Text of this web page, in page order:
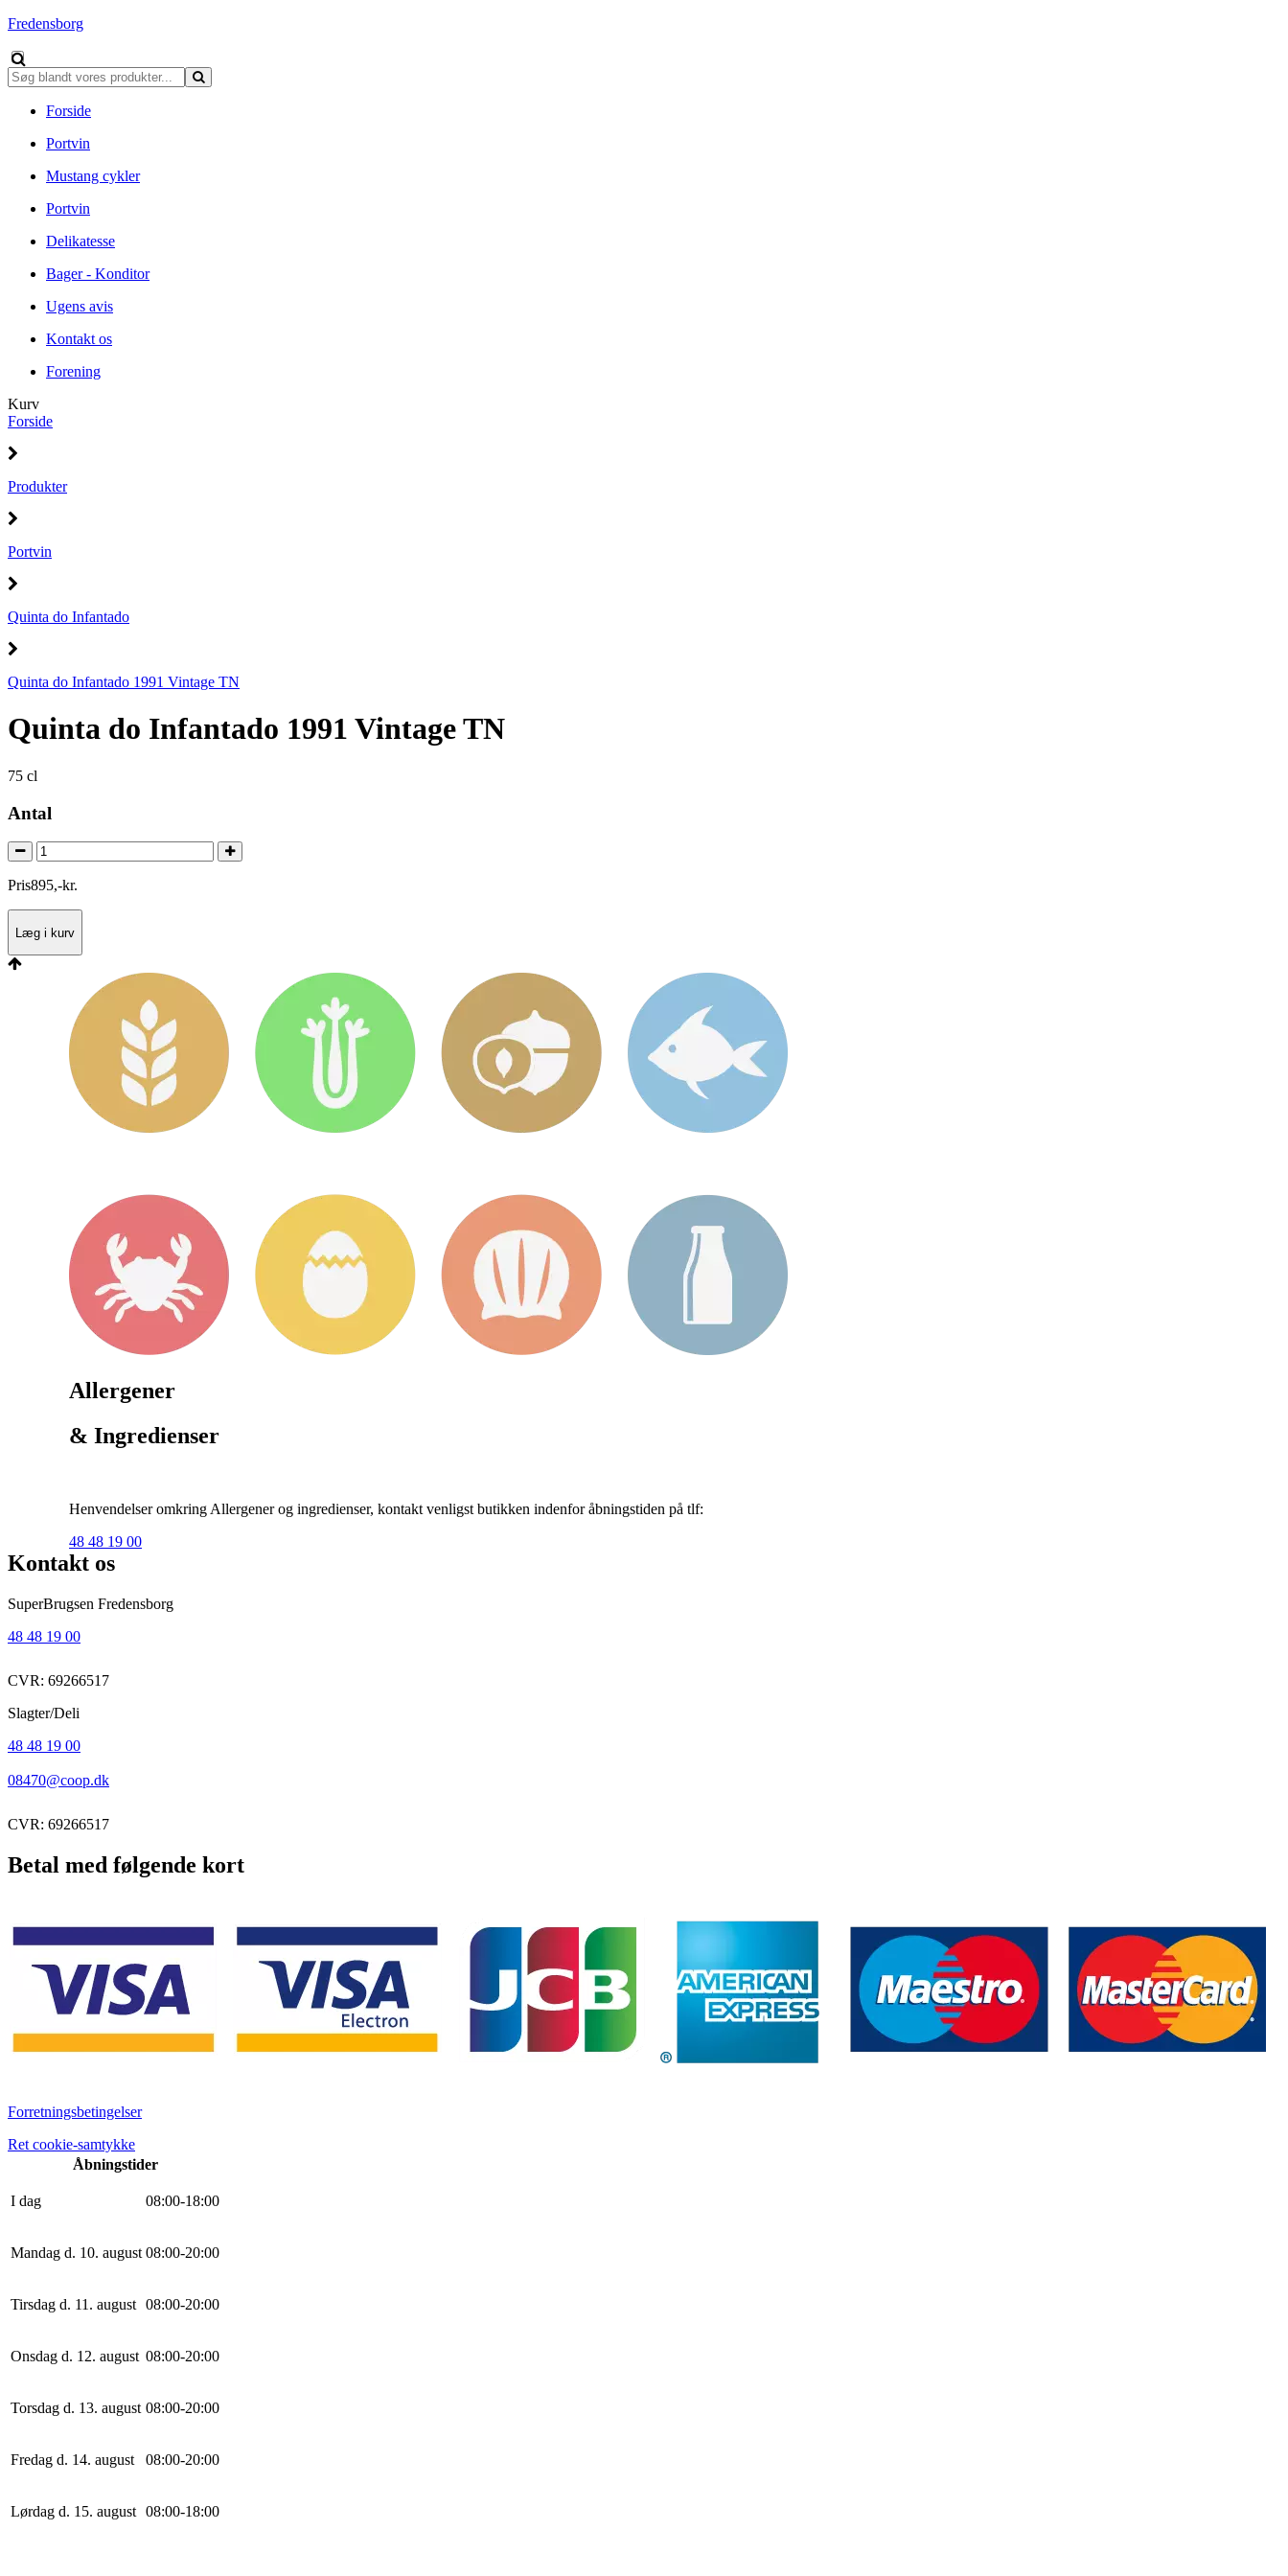
Fredensborg
Forside
Portvin
Mustang cykler
Portvin
Delikatesse
Bager - Konditor
Ugens avis
Kontakt os
Forening
Kurv
Forside
Produkter
Portvin
Quinta do Infantado
Quinta do Infantado 1991 Vintage TN
Quinta do Infantado 1991 Vintage TN
75 cl
Antal
Pris895,-kr.
Læg i kurv
Allergener
& Ingredienser
Henvendelser omkring Allergener og ingredienser, kontakt venligst butikken indenfor åbningstiden på tlf:
48 48 19 00
Kontakt os
SuperBrugsen Fredensborg
48 48 19 00
CVR: 69266517
Slagter/Deli
48 48 19 00
08470@coop.dk
CVR: 69266517
Betal med følgende kort
Forretningsbetingelser
Ret cookie-samtykke
Åbningstider
I dag 08:00-18:00
Mandag d. 10. august 08:00-20:00
Tirsdag d. 11. august 08:00-20:00
Onsdag d. 12. august 08:00-20:00
Torsdag d. 13. august 08:00-20:00
Fredag d. 14. august 08:00-20:00
Lørdag d. 15. august 08:00-18:00